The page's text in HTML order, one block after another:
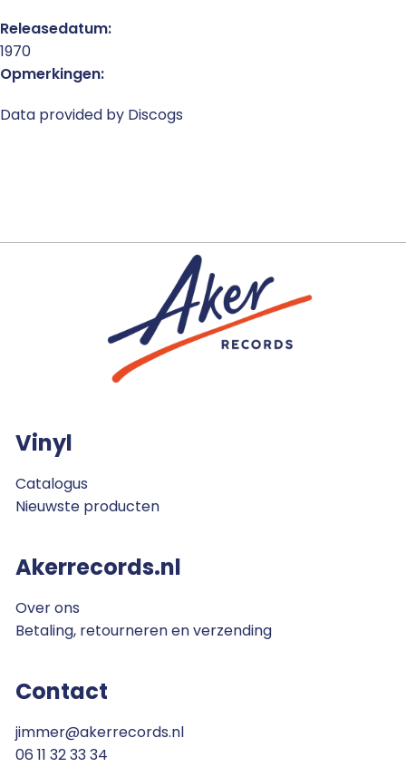
Releasedatum:
1970
Opmerkingen:
Data provided by Discogs
Vinyl
Catalogus
Nieuwste producten
Akerrecords.nl
Over ons
Betaling, retourneren en verzending
Contact
jimmer@akerrecords.nl
06 11 32 33 34